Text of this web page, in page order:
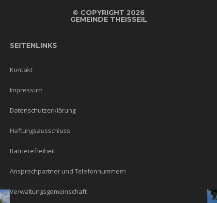
© COPYRIGHT 2026
GEMEINDE THEISSEIL
SEITENLINKS
Kontakt
Impressum
Datenschutzerklärung
Haftungsausschluss
Barrierefreiheit
Ansprechpartner und Telefonnummern
Verwaltungsgemeinschaft